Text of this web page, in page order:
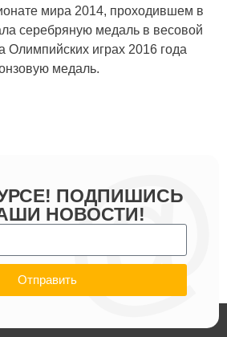
мира 2014, проходившем в
серебряную медаль в весовой
Олимпийских играх 2016 года
медаль.
ПОДПИШИСЬ
НОВОСТИ!
Отправить